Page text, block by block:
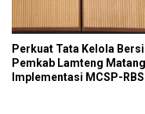
Perkuat Tata Kelola
Pemkab Lamteng
Implementasi MCSP-RBS